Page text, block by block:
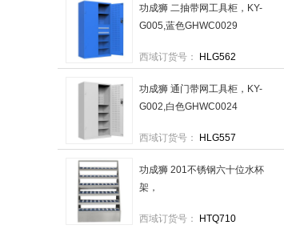
功成狮 二抽带网工具柜，KY-
G005,蓝色GHWC0029
格：1个
西域订货号： HLG562
功成狮 通门带网工具柜，KY-
G002,白色GHWC0024
格：1个
西域订货号： HLG557
功成狮 201不锈钢六十位水杯
架，
售卖规格：1个
西域订货号： HTQ710